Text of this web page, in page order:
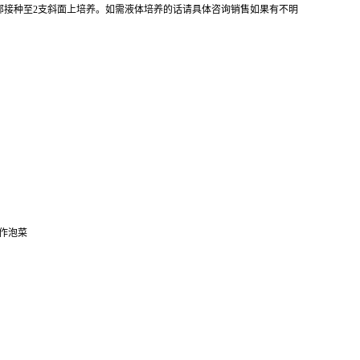
种至2支斜面上培养。如需液体培养的话请具体咨询销售如果有不明
泡菜